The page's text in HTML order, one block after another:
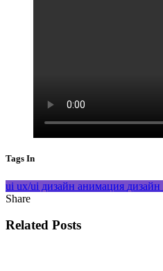
Tags In
ui ux/ui дизайн анимация дизайн
Share
Related Posts